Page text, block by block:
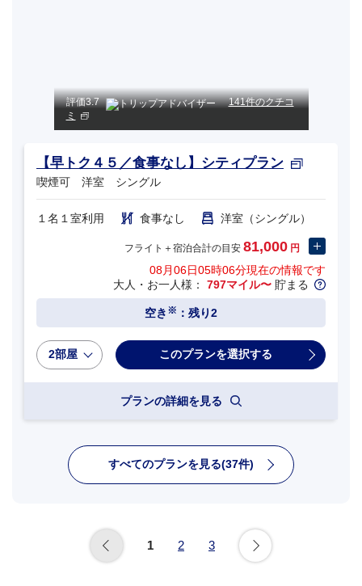
評価3.7
141件のクチコ
ミ
【早トク４５／食事なし】シティプラン
喫煙可 洋室 シングル
１名１室利用 食事なし 洋室（シングル）
フライト＋宿泊合計の目安 81,000 円
08月06日05時06分現在の情報です
大人・お一人様： 797マイル〜 貯まる
空き ※ ：残り2
2部屋
プランの詳細を見る
すべてのプランを見る(37件)
1 2 3